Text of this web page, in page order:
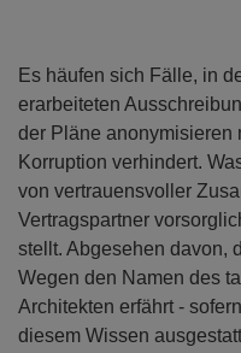
Es häufen sich Fälle, in
erarbeiteten
der Pläne anonymisieren
Korruption verhindert.
von vertrauensvoller
Vertragspartner
stellt. Abgesehen davon,
Wegen den Namen des
Architekten erfährt -
diesem Wissen